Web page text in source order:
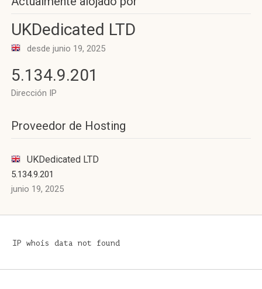
UKDedicated LTD
desde junio 19, 2025
5.134.9.201
Dirección IP
Proveedor de Hosting
UKDedicated LTD
5.134.9.201
junio 19, 2025
IP whois data not found